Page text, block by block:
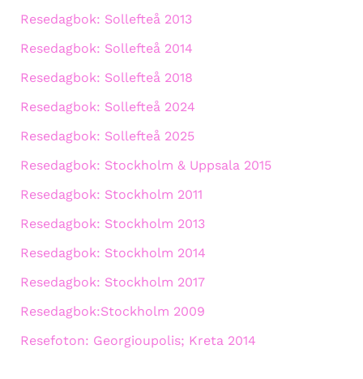
Resedagbok: Sollefteå 2013
Resedagbok: Sollefteå 2014
Resedagbok: Sollefteå 2018
Resedagbok: Sollefteå 2024
Resedagbok: Sollefteå 2025
Resedagbok: Stockholm & Uppsala 2015
Resedagbok: Stockholm 2011
Resedagbok: Stockholm 2013
Resedagbok: Stockholm 2014
Resedagbok: Stockholm 2017
Resedagbok:Stockholm 2009
Resefoton: Georgioupolis; Kreta 2014